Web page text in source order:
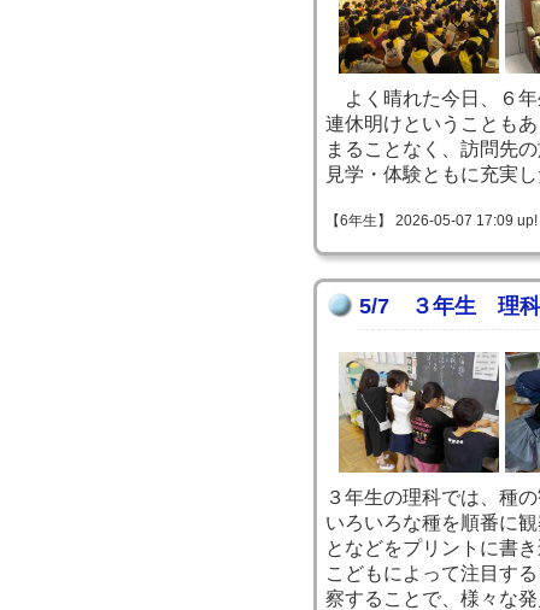
よく晴れた今日、６年
連休明けということも
まることなく、訪問先
見学・体験ともに充実
【6年生】 2026-05-07 17:09 up!
5/7 ３年生 理科
３年生の理科では、種
いろいろな種を順番に
となどをプリントに書
こどもによって注目す
察することで、様々な